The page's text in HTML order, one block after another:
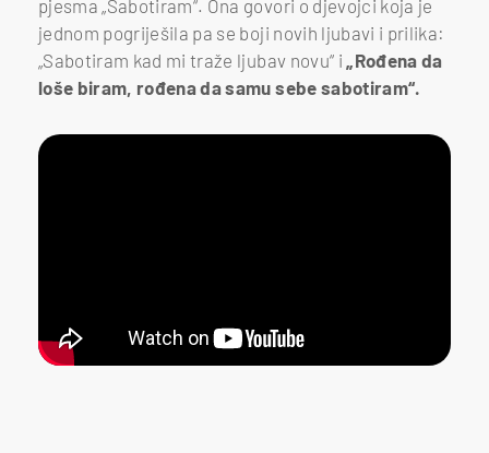
pjesma „Sabotiram“. Ona govori o djevojci koja je
jednom pogriješila pa se boji novih ljubavi i prilika:
„Sabotiram kad mi traže ljubav novu“ i
„Rođena da
loše biram, rođena da samu sebe sabotiram“.